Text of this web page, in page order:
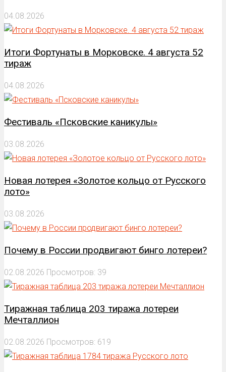
04.08.2026
Итоги Фортунаты в Морковске. 4 августа 52
тираж
04.08.2026
Фестиваль «Псковские каникулы»
03.08.2026
Новая лотерея «Золотое кольцо от Русского
лото»
03.08.2026
Почему в России продвигают бинго лотереи?
02.08.2026 Просмотров: 39
Тиражная таблица 203 тиража лотереи
Мечталлион
02.08.2026 Просмотров: 619